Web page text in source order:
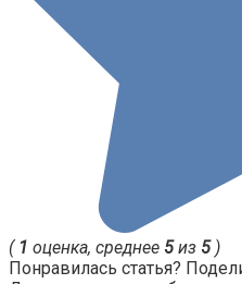
( 1 оценка, среднее 5из 5)
Понравилась статья?